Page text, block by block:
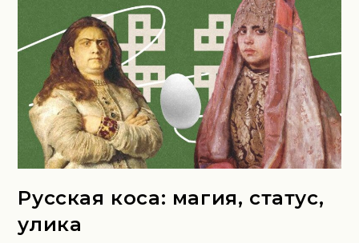
Русская коса: магия, статус,
улика